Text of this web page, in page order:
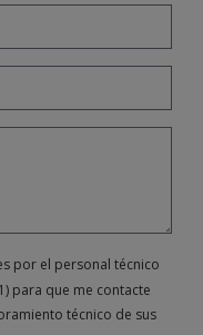
por el personal técnico
para que me contacte
técnico de sus